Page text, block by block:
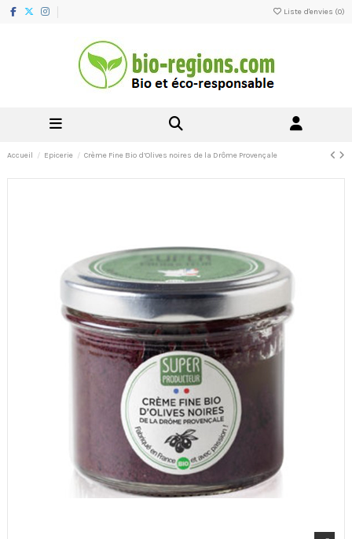
Liste d'envies (0)
Accueil Epicerie Crème Fine Bio d’Olives noires de la Drôme Provençale